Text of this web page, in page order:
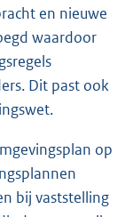
en nieuwe
waardoor
Dit past ook
op
bij vaststelling